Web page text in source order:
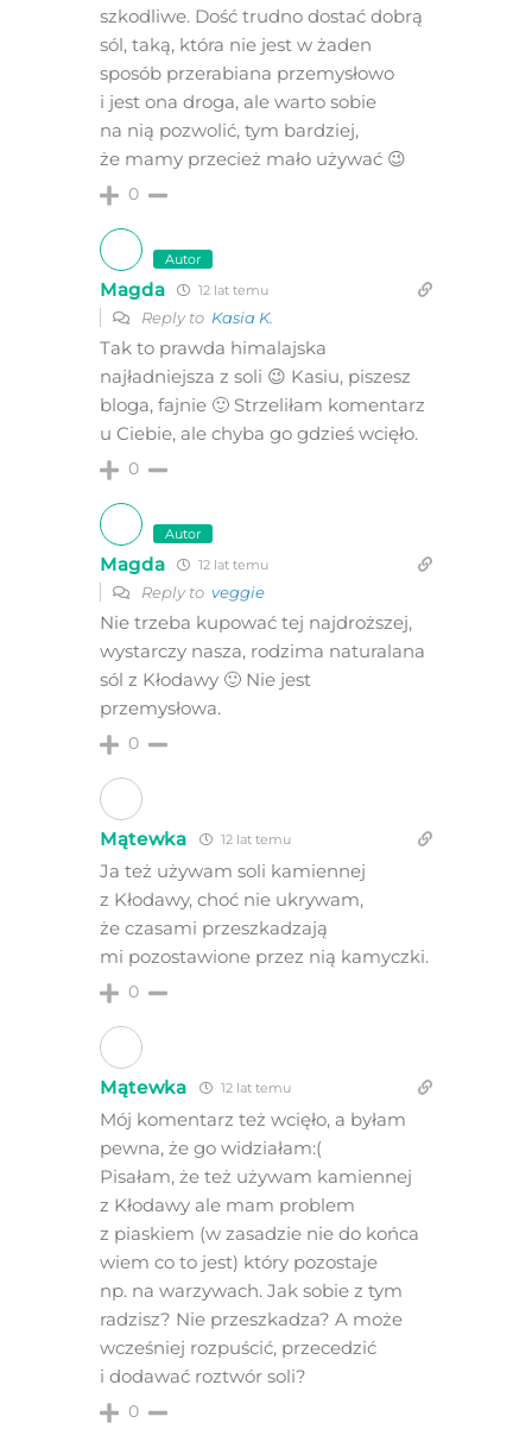
szkodliwe. Dość trudno dostać dobrą
sól, taką, która nie jest w żaden
sposób przerabiana przemysłowo
i jest ona droga, ale warto sobie
na nią pozwolić, tym bardziej,
że mamy przecież mało używać 😉
0
Autor
Magda 12 lat temu
Reply to Kasia K.
Tak to prawda himalajska
najładniejsza z soli 😉 Kasiu, piszesz
bloga, fajnie 🙂 Strzeliłam komentarz
u Ciebie, ale chyba go gdzieś wcięło.
0
Autor
Magda 12 lat temu
Reply to veggie
Nie trzeba kupować tej najdroższej,
wystarczy nasza, rodzima naturalana
sól z Kłodawy 🙂 Nie jest
przemysłowa.
0
Mątewka 12 lat temu
Ja też używam soli kamiennej
z Kłodawy, choć nie ukrywam,
że czasami przeszkadzają
mi pozostawione przez nią kamyczki.
0
Mątewka 12 lat temu
Mój komentarz też wcięło, a byłam
pewna, że go widziałam:(
Pisałam, że też używam kamiennej
z Kłodawy ale mam problem
z piaskiem (w zasadzie nie do końca
wiem co to jest) który pozostaje
np. na warzywach. Jak sobie z tym
radzisz? Nie przeszkadza? A może
wcześniej rozpuścić, przecedzić
i dodawać roztwór soli?
0